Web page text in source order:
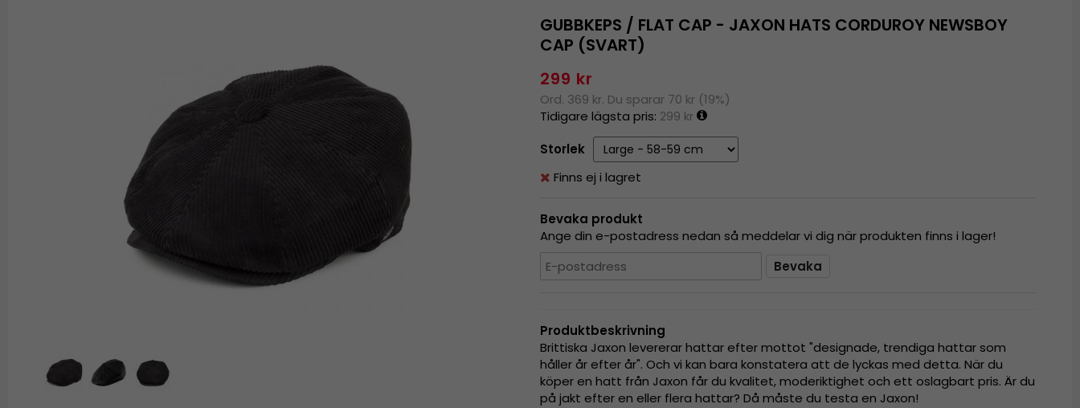
GUBBKEPS / FLAT CAP - JAXON HATS CORDUROY NEWSBOY
CAP (SVART)
299 kr
Ord. 369 kr. Du sparar 70 kr (19%)
Tidigare lägsta pris: 299 kr
Storlek
Finns ej i lagret
Bevaka produkt
Ange din e-postadress nedan så meddelar vi dig när produkten finns i lager!
Bevaka
Produktbeskrivning
Brittiska Jaxon levererar hattar efter mottot "designade, trendiga hattar som
håller år efter år". Och vi kan bara konstatera att de lyckas med detta. När du
köper en hatt från Jaxon får du kvalitet, moderiktighet och ett oslagbart pris. Är du
på jakt efter en eller flera hattar? Då måste du testa en Jaxon!